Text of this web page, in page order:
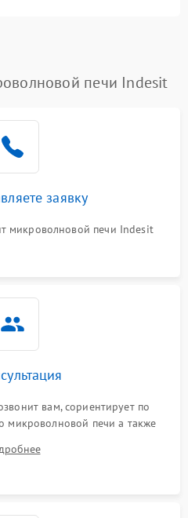
печи Indesit
заявку
микроволновой печи Indesit
вам, сориентирует по
микроволновой печи а также